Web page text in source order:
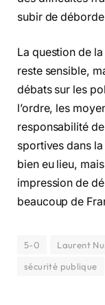
subir de
La question de
reste sensible,
débats sur les
l’ordre, les
responsabilité
sportives dans
bien eu lieu,
impression de
beaucoup de
5-0 Laurent
sécurité publique